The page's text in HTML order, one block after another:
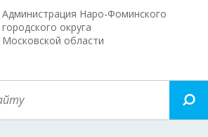
Администрация Наро-Фоминского
городского округа
Московской области